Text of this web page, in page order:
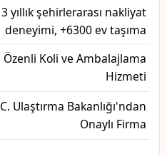
yıllık şehirlerarası nakliyat
deneyimi, +6300 ev taşıma
Özenli Koli ve Ambalajlama
Hizmeti
Ulaştırma Bakanlığı'ndan
Onaylı Firma